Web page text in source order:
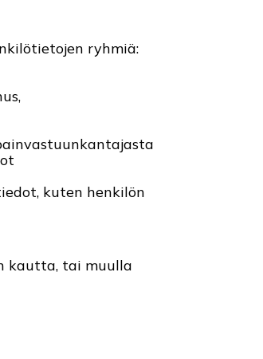
ryhmiä:
kuten henkilön
kautta, tai muulla